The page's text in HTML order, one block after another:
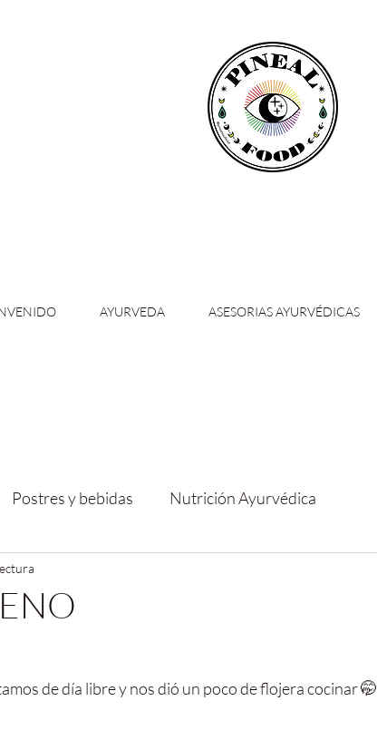
Postres y bebidas Nutrición Ayurvédica
de día libre y nos dió un poco de flojera cocinar 🤭
AYURVEDA ASESORIAS AYURVÉDICAS